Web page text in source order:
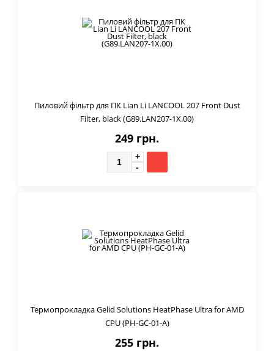
Пиловий фільтр для ПК Lian Li LANCOOL 207 Front Dust
Filter, black (G89.LAN207-1X.00)
249 грн.
Термопрокладка Gelid Solutions HeatPhase Ultra for AMD
CPU (PH-GC-01-A)
255 грн.